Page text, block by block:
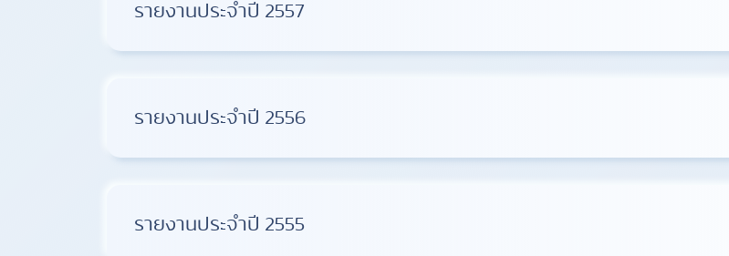
รายงานประจำปี 2557
รายงานประจำปี 2556
รายงานประจำปี 2555